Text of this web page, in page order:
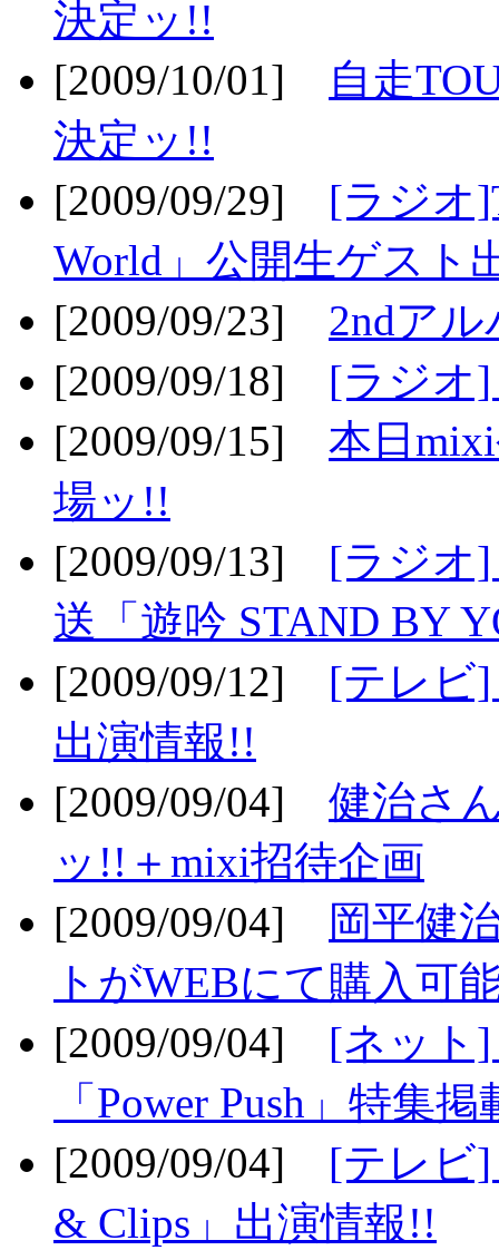
決定ッ!!
[2009/10/01]
自走
決定ッ!!
[2009/09/29] [ラジオ
World」公開生ゲスト
[2009/09/23] 2ndア
[2009/09/18] [ラジオ
[2009/09/15] 本日
場ッ!!
[2009/09/13] [ラジオ]
送「遊吟 STAND BY
[2009/09/12] [テレビ]
出演情報!!
[2009/09/04] 健治さ
ッ!!＋mixi招待企画
[2009/09/04]
岡平健
トがWEBにて購入可
[2009/09/04] [ネット]
「Power Push」特集
[2009/09/04] [テレビ]
& Clips」出演情報!!